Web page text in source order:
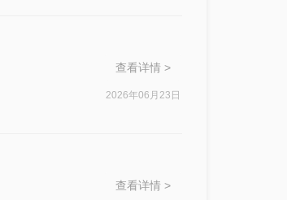
查看详情 >
2026年06月23日
查看详情 >